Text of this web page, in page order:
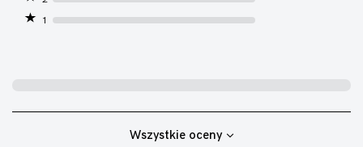
1
Wszystkie oceny